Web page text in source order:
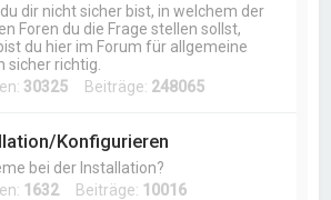
dir nicht sicher bist, in welchem der
Foren du die Frage stellen sollst,
du hier im Forum für allgemeine
sicher richtig.
30325 Beiträge: 248065
Konfigurieren
bei der Installation?
1632Beiträge: 10016